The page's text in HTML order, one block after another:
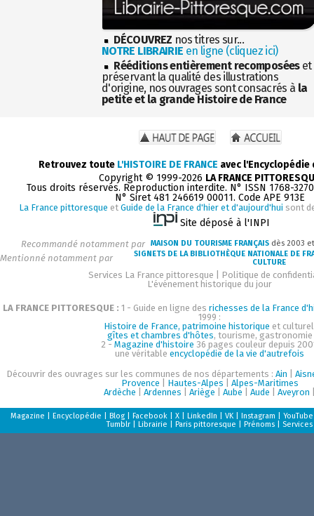
DÉCOUVREZ nos titres sur...
NOTRE LIBRAIRIE en ligne (cliquez ici)
Rééditions entièrement recomposéeset
préservant la qualité des illustrations
d'origine, nos ouvrages sont consacrés à la
petite et la grande Histoire de France
Retrouvez toute L'HISTOIRE DE FRANCE avec
Copyright © 1999-2026 LA FRANCE
Tous droits réservés. Reproduction interdite. N° ISSN 1768-
N° Siret 481 246619 00011. Code APE 913E
La France pittoresque et Guide de la France d'hier et d'aujourd'hui sont
Site déposé à l'INPI
Recommandé notamment par MAISON DU TOURISME FRANÇAIS dès 2003
Mentionné notamment par
SIGNETS DE LA BIBLIOTHÈQUE NATIONALE DE
CULTURE
Services La France pittoresque
Politique de
L'événement historique du jour
LA FRANCE PITTORESQUE : 1 - Guide en ligne des richesses de la France
1999 :
Histoire de France, patrimoine historique et
gîtes et chambres d'hôtes, tourisme, gastronomie
2 - Magazine d'histoire 36 pages couleur depuis
une véritableencyclopédie de la vie d'autrefois
Découvrir des ouvrages sur les communes de nos départements :Ain |
Provence
Hautes-Alpes
Alpes-Maritimes
Ardèche |Ardennes |Ariège |Aube |Aude |Aveyron
Magazine |Encyclopédie |Blog |Facebook |X |LinkedIn |VK |Instagram |YouTube
Tumblr |Librairie |Paris pittoresque |Prénoms Services